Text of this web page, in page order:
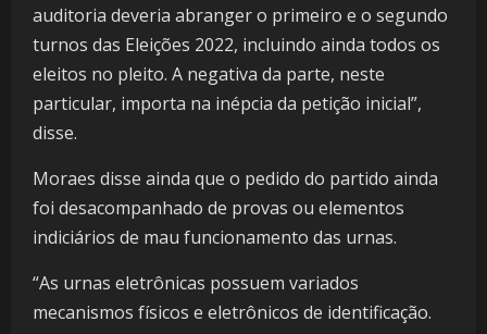
auditoria deveria abranger o primeiro e o segundo
turnos das Eleições 2022, incluindo ainda todos os
eleitos no pleito. A negativa da parte, neste
particular, importa na inépcia da petição inicial”,
disse.
Moraes disse ainda que o pedido do partido ainda
foi desacompanhado de provas ou elementos
indiciários de mau funcionamento das urnas.
“As urnas eletrônicas possuem variados
mecanismos físicos e eletrônicos de identificação.